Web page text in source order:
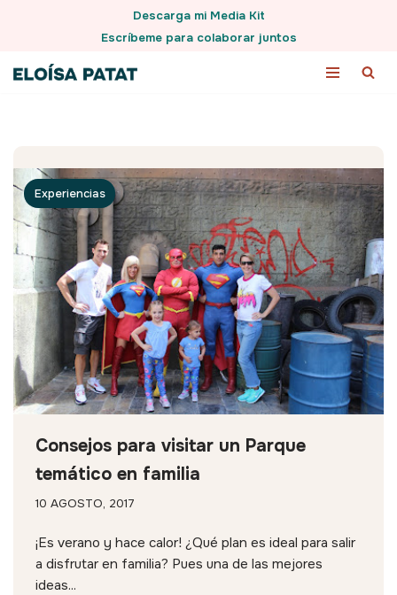
al
Descarga mi Media Kit
Escríbeme para colaborar juntos
Experiencias
Consejos para visitar un Parque
temático en familia
10 AGOSTO, 2017
¡Es verano y hace calor! ¿Qué plan es ideal para salir
a disfrutar en familia? Pues una de las mejores
ideas...